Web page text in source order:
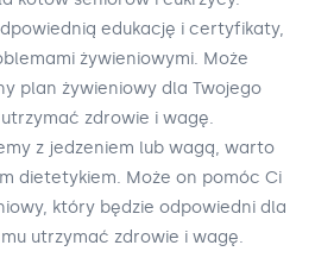
edukację i certyfikaty,
żywieniowymi. Może
plan żywieniowy dla Twojego
zdrowie i wagę.
z jedzeniem lub wagą, warto
dietetykiem. Może on pomóc Ci
który będzie odpowiedni dla
utrzymać zdrowie i wagę.